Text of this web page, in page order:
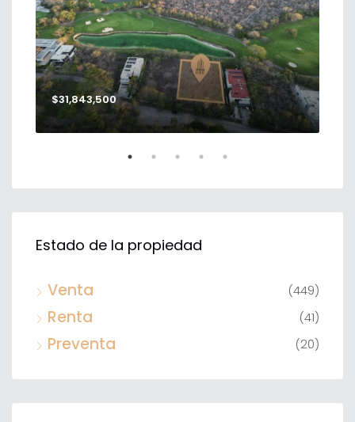
$31,843,500
Estado de la propiedad
Venta (449)
Renta (41)
Preventa (20)